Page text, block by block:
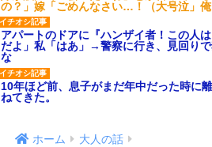
の？」嫁「ごめんなさい…！（大号泣」
アパートのドアに『ハンザイ者！この人
だよ」私「はあ」→警察に行き、見回り
な
10年ほど前、息子がまだ年中だった時に
ねてきた。
ホーム 大人の話